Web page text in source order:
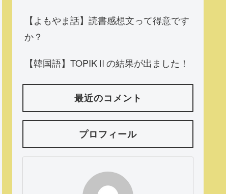
【よもやま話】読書感想文って得意です
か？
【韓国語】TOPIKⅡの結果が出ました！
最近のコメント
プロフィール